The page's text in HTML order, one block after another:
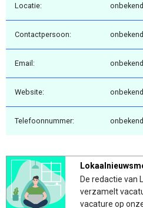
Locatie:
Contactpersoon:
Email: onbekend
Website: onbekend
Telefoonnummer: onbekend
De redactie van
verzamelt
vacature op